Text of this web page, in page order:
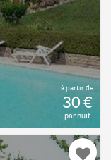
à partir de
30 €
par nuit